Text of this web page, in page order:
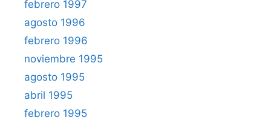
febrero 1997
agosto 1996
febrero 1996
noviembre 1995
agosto 1995
abril 1995
febrero 1995